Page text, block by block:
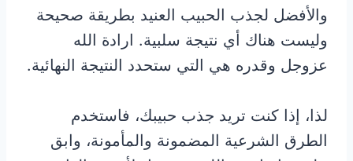
والأفضل لجذب الحبيب العنيد بطريقة صحيحة
وليست هناك أي نتيجة سلبية. ارادة الله
عزوجل وقدره هي التي ستحدد النتيجة النهائية.
لذا، إذا كنت تريد جذب حبيبك، فاستخدم
الطرق الشرعية المضمونة والمأمونة، وابق